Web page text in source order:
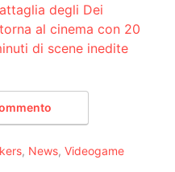
degli Dei
al cinema con 20
di scene inedite
, News, Videogame